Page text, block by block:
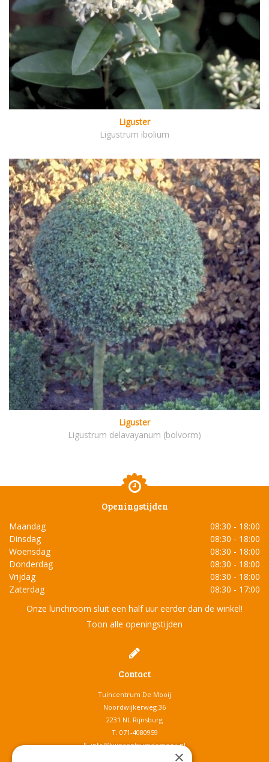
Liguster
Ligustrum ibolium
Liguster
Ligustrum delavayanum (bolvorm)
Openingstijden
Maandag
08:30 - 18:00
Dinsdag
08:30 - 18:00
Woensdag
08:30 - 18:00
Donderdag
08:30 - 18:00
Vrijdag
08:30 - 18:00
Zaterdag
08:30 - 17:00
Onze lunchroom sluit een half uur eerder dan de winkel!
Toon alle openingstijden
Contact
Tuincentrum De Mooij
Noordwijkerweg 36
2231 NL Rijnsburg
T. 071-4080959
E.info@tuincentrumdemooij.nl
×